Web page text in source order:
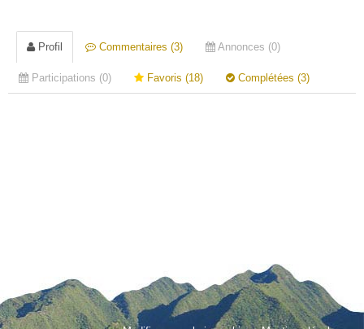
Profil Commentaires (3) Annonces (0)
Participations (0) Favoris (18) Complétées (3)